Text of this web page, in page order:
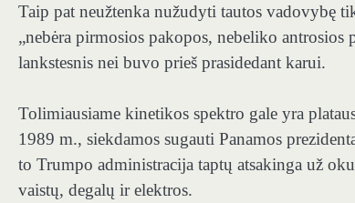
Taip pat neužtenka nužudyti tautos vadovybę
„nebėra pirmosios pakopos, nebeliko antrosios
lankstesnis nei buvo prieš prasidedant karui.
Tolimiausiame kinetikos spektro gale yra
1989 m., siekdamos sugauti Panamos
to Trumpo administracija taptų atsakinga už
vaistų, degalų ir elektros.